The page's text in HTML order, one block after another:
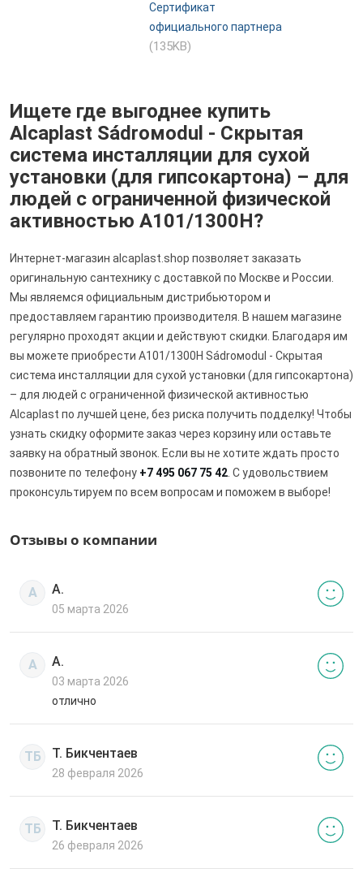
Сертификат
официального партнера
(135KB)
Ищете где выгоднее купить
Alcaplast Sádroмodul - Скрытая
система инсталляции для сухой
установки (для гипсокартона) – для
людей с ограниченной физической
активностью A101/1300H?
Интернет-магазин alcaplast.shop позволяет заказать
оригинальную сантехнику с доставкой по Москве и России.
Мы являемся официальным дистрибьютором и
предоставляем гарантию производителя. В нашем магазине
регулярно проходят акции и действуют скидки. Благодаря им
вы можете приобрести A101/1300H Sádroмodul - Скрытая
система инсталляции для сухой установки (для гипсокартона)
– для людей с ограниченной физической активностью
Alcaplast по лучшей цене, без риска получить подделку! Чтобы
узнать скидку оформите заказ через корзину или оставьте
заявку на обратный звонок. Если вы не хотите ждать просто
позвоните по телефону +7 495 067 75 42 . С удовольствием
проконсультируем по всем вопросам и поможем в выборе!
Отзывы о компании
А А.
05 марта 2026
А А.
03 марта 2026
отлично
ТБ Т. Бикчентаев
28 февраля 2026
ТБ Т. Бикчентаев
26 февраля 2026